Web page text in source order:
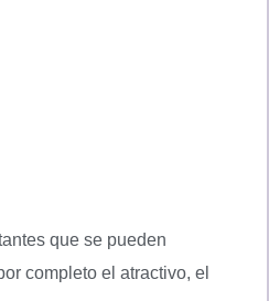
que se pueden
completo el atractivo, el